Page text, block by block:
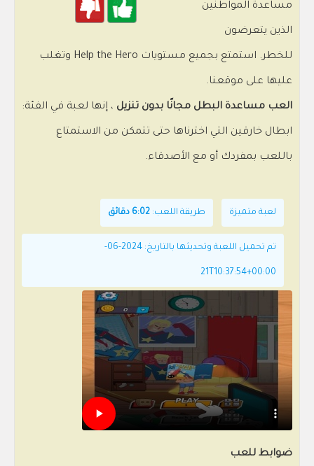
مساعدة المواطنين
الذين يتعرضون
للخطر. استمتع بجميع مستويات Help the Hero وتغلب
عليها على موقعنا.
العب مساعدة البطل مجانًا بدون تنزيل ، إنها لعبة في الفئة:
ابطال خارقين التي اخترناها حتى تتمكن من الاستمتاع
باللعب بمفردك أو مع الأصدقاء.
لعبة متميزة طريقة اللعب: 6:02 دقائق
تم تحميل اللعبة وتحديثها بالتاريخ: 2024-06-
21T10:37:54+00:00
ضوابط للعب